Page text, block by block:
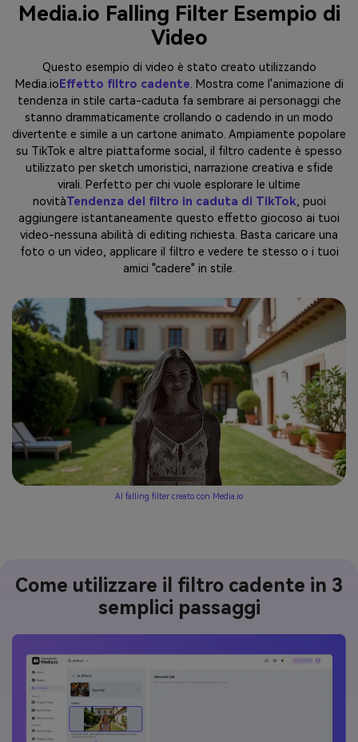
Media.io Falling Filter Esempio di
Video
Questo esempio di video è stato creato utilizzando
Media.io Effetto filtro cadente. Mostra come l'animazione di
tendenza in stile carta-caduta fa sembrare ai personaggi che
stanno drammaticamente crollando o cadendo in un modo
divertente e simile a un cartone animato. Ampiamente popolare
su TikTok e altre piattaforme social, il filtro cadente è spesso
utilizzato per sketch umoristici, narrazione creativa e sfide
virali. Perfetto per chi vuole esplorare le ultime
novitàTendenza del filtro in caduta di TikTok, puoi
aggiungere istantaneamente questo effetto giocoso ai tuoi
video-nessuna abilità di editing richiesta. Basta caricare una
foto o un video, applicare il filtro e vedere te stesso o i tuoi
amici "cadere" in stile.
AI falling filter creato con Media.io
Come utilizzare il filtro cadente in 3
semplici passaggi